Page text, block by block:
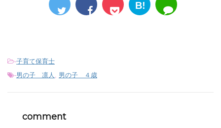
B!
-子育て保育士
-男の子 凛人 , 男の子 ４歳
comment